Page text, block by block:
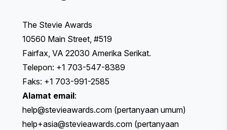
The Stevie Awards
10560 Main Street, #519
Fairfax, VA 22030 Amerika Serikat.
Telepon: +1 703-547-8389
Faks: +1 703-991-2585
Alamat email:
help@stevieawards.com (pertanyaan umum)
help+asia@stevieawards.com (pertanyaan